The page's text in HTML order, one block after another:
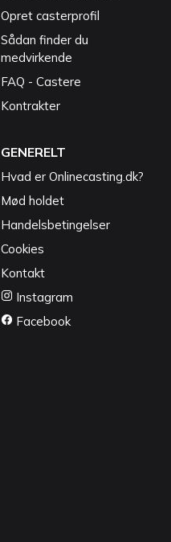
Opret casterprofil
Sådan finder du
medvirkende
FAQ - Castere
Kontrakter
GENERELT
Hvad er Onlinecasting.dk?
Mød holdet
Handelsbetingelser
Cookies
Kontakt
Instagram
Facebook